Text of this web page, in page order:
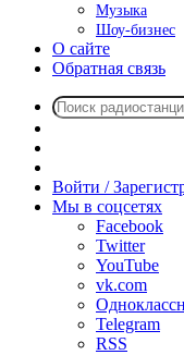
Музыка
Шоу-бизнес
О сайте
Обратная связь
радио
Войти /
Мы в соцсетях
Facebook
Twitter
YouTube
vk.com
Telegram
RSS